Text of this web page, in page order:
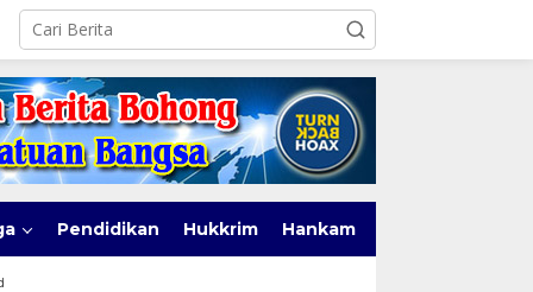
Pendidikan Hukkrim Hankam